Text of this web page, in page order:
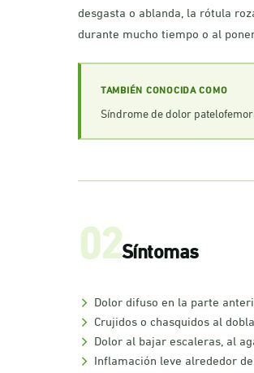
desgasta o ablanda, la rótula
durante mucho tiempo o al
TAMBIÉN CONOCIDA COMO
Síndrome de dolor
02Síntomas
Dolor difuso en la parte
Crujidos o chasquidos al
Dolor al bajar escaleras, al
Inflamación leve alrededor